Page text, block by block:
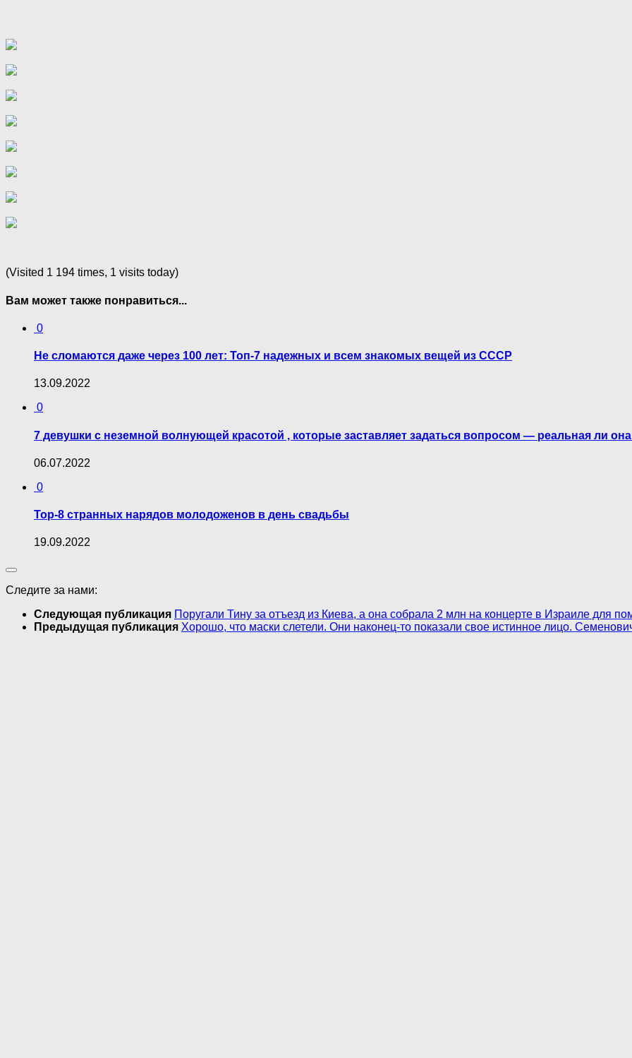
(Visited 1 194 times, 1 visits today)
Вам может также понравиться...
0
Не сломаются даже через 100 лет: Топ-7 надежных и всем знакомых вещей из СССР
13.09.2022
0
7 девушки с неземной волнующей красотой , которые заставляет задаться вопросом — реальная ли
06.07.2022
0
Top-8 странных нарядов молодоженов в день свадьбы
19.09.2022
Следите за нами:
Следующая публикация Поругали Тину за отъезд из Киева, а она собрала 2 млн на концерте в Израиле для
Предыдущая публикация Хорошо, что маски слетели. Они наконец-то показали свое истинное лицо.